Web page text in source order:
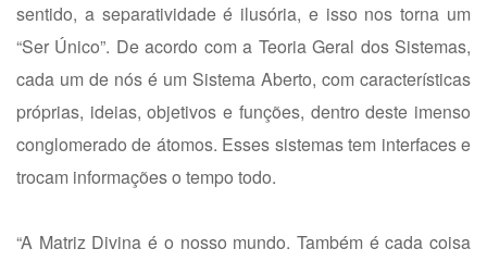
sentido, a separatividade é ilusória, e isso nos torna um
“Ser Único”. De acordo com a Teoria Geral dos Sistemas,
cada um de nós é um Sistema Aberto, com características
próprias, ideias, objetivos e funções, dentro deste imenso
conglomerado de átomos. Esses sistemas tem interfaces e
trocam informações o tempo todo.
“A Matriz Divina é o nosso mundo. Também é cada coisa